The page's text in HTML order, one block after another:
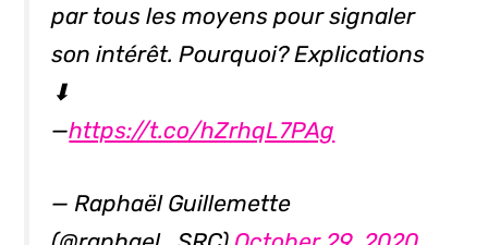
par tous les moyens pour signaler
son intérêt. Pourquoi? Explications
⬇
—https://t.co/hZrhqL7PAg
— Raphaël Guillemette